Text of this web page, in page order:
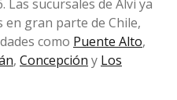
Las sucursales de Alvi ya
gran parte de Chile,
como Puente Alto,
, Concepción y Los